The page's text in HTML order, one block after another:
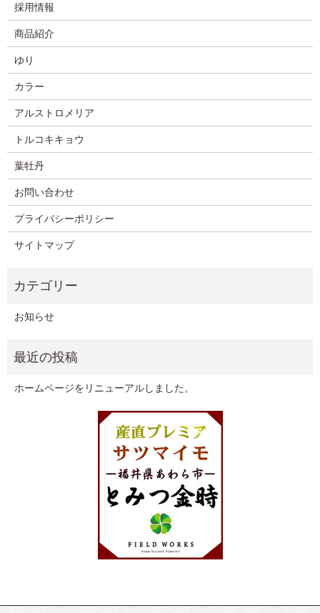
採用情報
商品紹介
ゆり
カラー
アルストロメリア
トルコキキョウ
葉牡丹
お問い合わせ
プライバシーポリシー
サイトマップ
お知らせ
ホームページをリニューアルしました。